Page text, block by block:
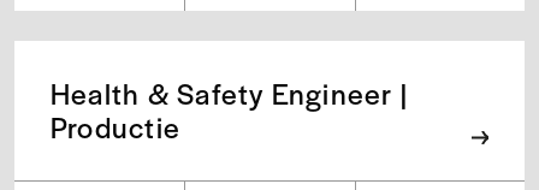
Health & Safety Engineer |
Productie